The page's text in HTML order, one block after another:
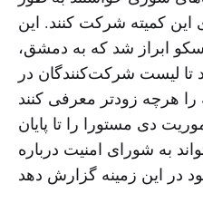
کمیته شرکت کنند. این
ابراز شد که به دمشق،
تا لیست شرکت‌کنندگان در
دی مستورا را تا پایان
به شورای امنیت درباره